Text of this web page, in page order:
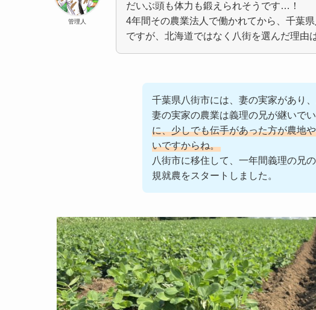
管理人
だいぶ頭も体力も鍛えられそうです…！
4年間その農業法人で働かれてから、千葉
ですが、北海道ではなく八街を選んだ理由
千葉県八街市には、妻の実家があり
妻の実家の農業は義理の兄が継いでい
に、少しでも伝手があった方が農地
いですからね。
八街市に移住して、一年間義理の兄
規就農をスタートしました。